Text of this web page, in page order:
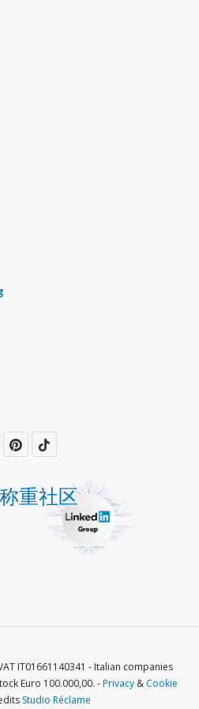
重社区
IT01661140341 - Italian companies
Euro 100.000,00. -Privacy & Cookie
Studio Réclame